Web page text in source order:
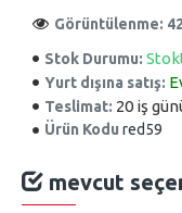
Stok Durumu:
Yurt dışına satış:
Teslimat: 20 iş
Ürün Kodu red59
Görüntülenme:
mevcut